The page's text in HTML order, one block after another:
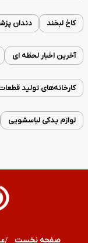
کاخ لبخند دندان
آخرین اخبار لحظه ای
کارخانه‌های تولید
لوازم یدکی لباسشویی
صفحه نخست